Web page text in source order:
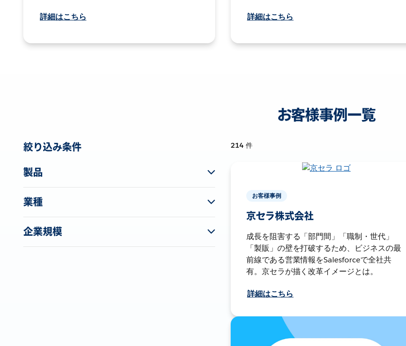
詳細はこちら 詳細はこちら
お客様事例一覧
絞り込み条件
製品
業種
企業規模
214 件
お客様事例
京セラ株式会社
成長を阻害する「部門間」「職制・世代」
「製販」の壁を打破するため、ビジネスの最
前線である営業情報をSalesforceで全社共
有。京セラが描く改革イメージとは。
詳細はこちら